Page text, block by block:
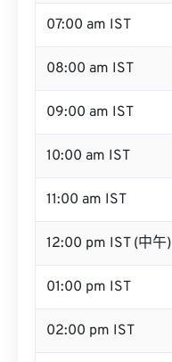
07:00 am IST
08:00 am IST
09:00 am IST
10:00 am IST
11:00 am IST
12:00 pm IST (中午)
01:00 pm IST
02:00 pm IST